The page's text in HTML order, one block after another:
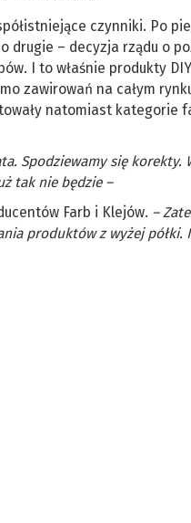
czynniki. Po
drugie – decyzja rządu o
I to właśnie produkty
zawirowań na całym
natomiast kategorie
Spodziewamy się korekty.
tak nie będzie –
Farb i Klejów. –
produktów z wyżej półki.